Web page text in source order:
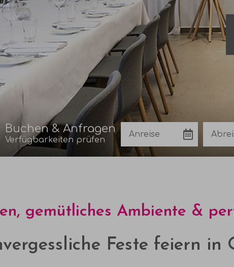
Buchen & Anfragen
Verfügbarkeiten prüfen
Anreise Abreise
gemütliches Ambiente &
Feste feiern in